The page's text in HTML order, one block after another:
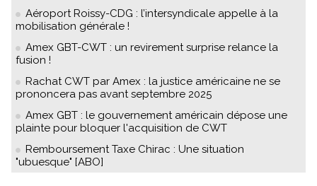
Aéroport Roissy-CDG : l’intersyndicale appelle à la
mobilisation générale !
Amex GBT-CWT : un revirement surprise relance la
fusion !
Rachat CWT par Amex : la justice américaine ne se
prononcera pas avant septembre 2025
Amex GBT : le gouvernement américain dépose une
plainte pour bloquer l'acquisition de CWT
Remboursement Taxe Chirac : Une situation
"ubuesque" [ABO]